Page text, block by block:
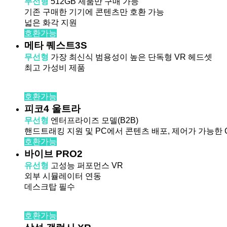
기존 구매한 기기에 콘텐츠만 호환 가능
넓은 화각 지원
호환가능
메타 퀘스트3S
무선형 가장 최신식 범용성이 높은 단독형 VR 헤드셋
최고 가성비 제품
호환가능
피코4 울트라
무선형 엔터프라이즈 모델(B2B)
핸드트래킹 지원 및 PC에서 콘텐츠 배포, 제어가 가능한
호환가능
바이브 PRO2
유선형 고성능 퍼포먼스 VR
외부 시뮬레이터 연동
데스크탑 필수
호환가능